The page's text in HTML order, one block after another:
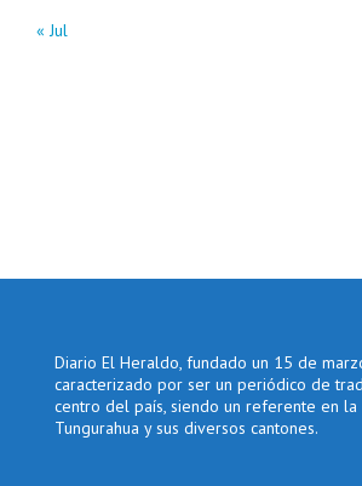
« Jul
Diario El Heraldo, fundado un 15 de
caracterizado por ser un periódico de
centro del país, siendo un referente en la
Tungurahua y sus diversos cantones.